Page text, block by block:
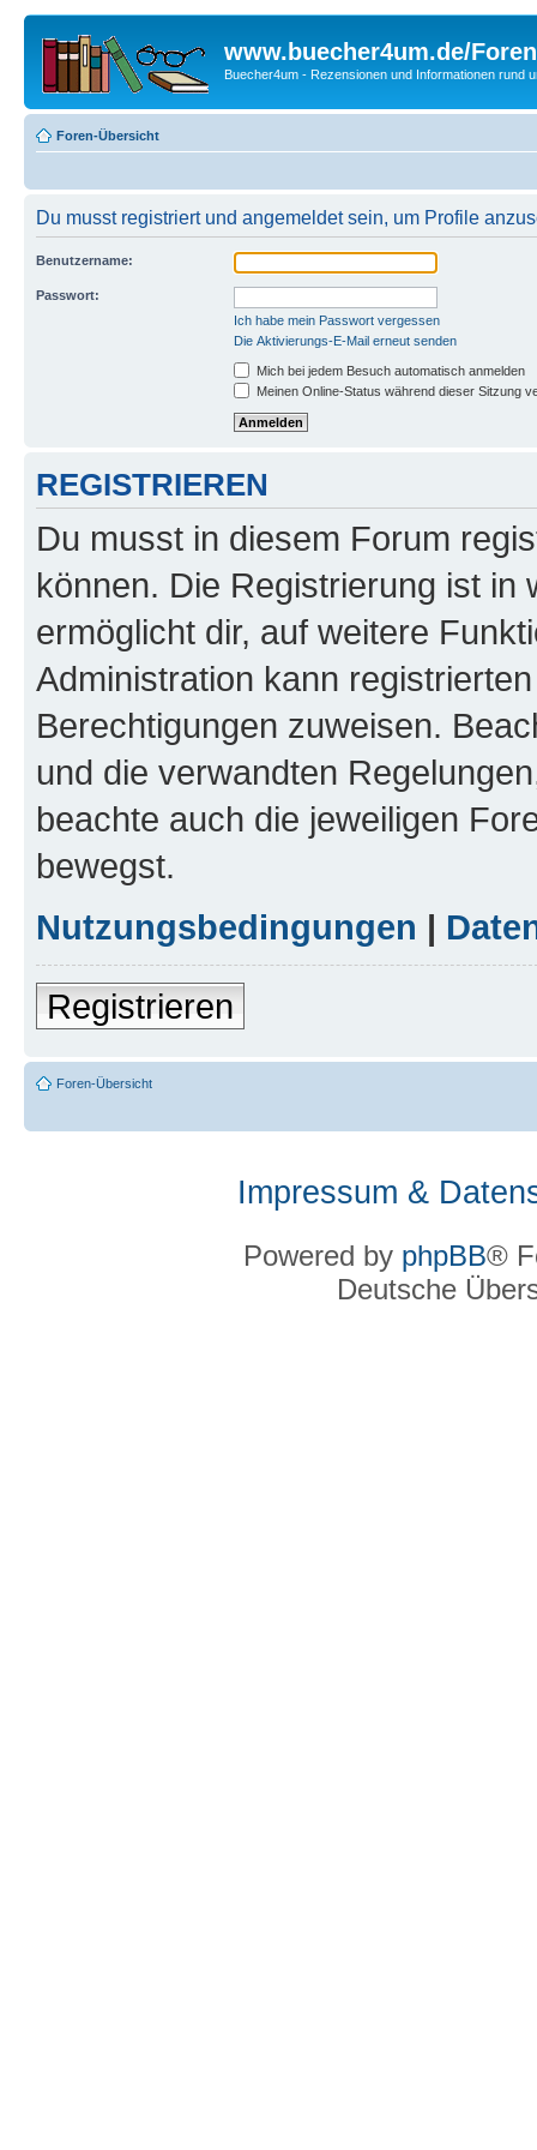
www.buecher4um.de/Foren
Buecher4um - Rezensionen und Informationen rund
Foren-Übersicht
Du musst registriert und angemeldet sein, um Profile
Benutzername:
Passwort:
Ich habe mein Passwort vergessen
Die Aktivierungs-E-Mail erneut senden
Mich bei jedem Besuch automatisch anmelden
Meinen Online-Status während dieser Sitzung
REGISTRIEREN
Du musst in diesem Forum
können. Die Registrierung ist in
ermöglicht dir, auf weitere
Administration kann
Berechtigungen zuweisen.
und die verwandten
beachte auch die jeweiligen
bewegst.
Nutzungsbedingungen |
Registrieren
Foren-Übersicht
Impressum &
Powered by phpBB®
Deutsche